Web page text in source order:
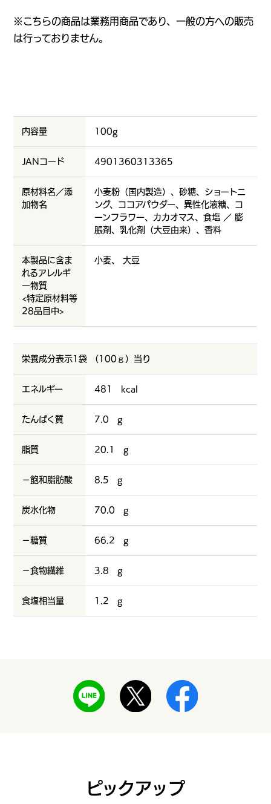
※こちらの商品は業務用商品であり、一般の方への販売
は行っておりません。
内容量 100g
JANコード 4901360313365
原材料名／添
加物名
小麦粉（国内製造）、砂糖、ショートニ
ング、ココアパウダー、異性化液糖、コ
ーンフラワー、カカオマス、食塩 ／ 膨
脹剤、乳化剤（大豆由来）、香料
本製品に含ま
れるアレルギ
ー物質
<特定原材料等
28品目中>
小麦、 大豆
栄養成分表示1袋 （100ｇ）当り
エネルギー 481 kcal
たんぱく質 7.0 g
脂質 20.1 g
－飽和脂肪酸 8.5 g
炭水化物 70.0 g
－糖質 66.2 g
－食物繊維 3.8 g
食塩相当量 1.2 g
ピックアップ